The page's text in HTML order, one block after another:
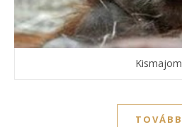
Kismajom
TOVÁBB